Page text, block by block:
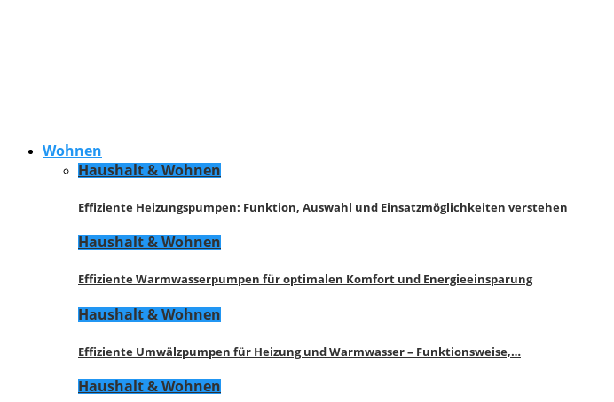
Wohnen
Haushalt & Wohnen
Effiziente Heizungspumpen: Funktion, Auswahl und Einsatzmöglichkeiten verstehen
Haushalt & Wohnen
Effiziente Warmwasserpumpen für optimalen Komfort und Energieeinsparung
Haushalt & Wohnen
Effiziente Umwälzpumpen für Heizung und Warmwasser – Funktionsweise,…
Haushalt & Wohnen